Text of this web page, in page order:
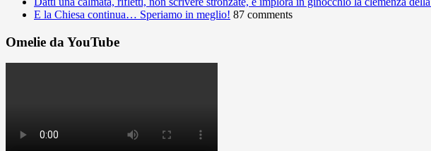
E la Chiesa continua… Speriamo in meglio! 87 comments
Omelie da YouTube